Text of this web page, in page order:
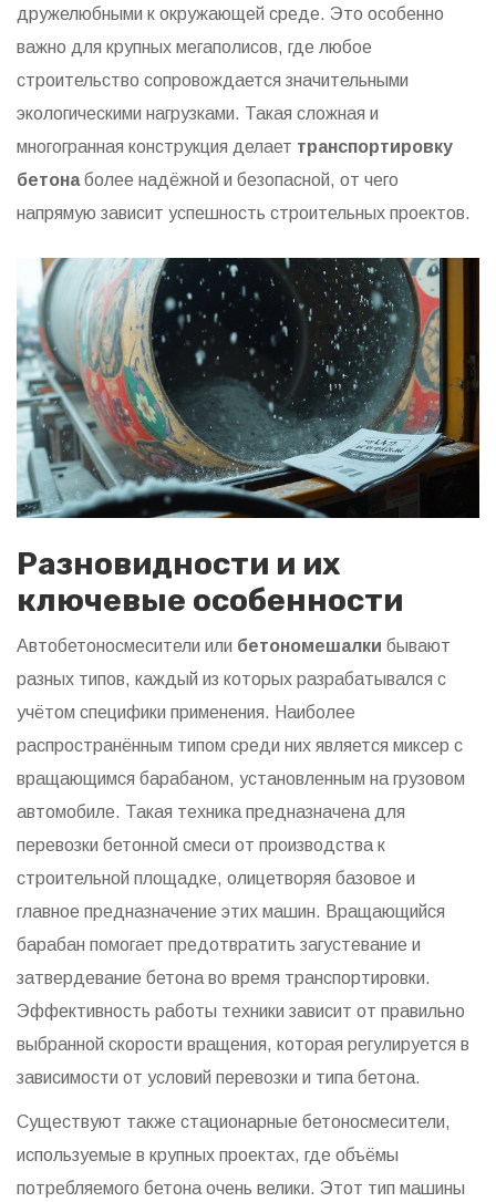
дружелюбными к окружающей среде. Это особенно
важно для крупных мегаполисов, где любое
строительство сопровождается значительными
экологическими нагрузками. Такая сложная и
многогранная конструкция делает транспортировку
бетонаболее надёжной и безопасной, от чего
напрямую зависит успешность строительных проектов.
Разновидности и их
ключевые особенности
Автобетоносмесители или бетономешалки бывают
разных типов, каждый из которых разрабатывался с
учётом специфики применения. Наиболее
распространённым типом среди них является миксер с
вращающимся барабаном, установленным на грузовом
автомобиле. Такая техника предназначена для
перевозки бетонной смеси от производства к
строительной площадке, олицетворяя базовое и
главное предназначение этих машин. Вращающийся
барабан помогает предотвратить загустевание и
затвердевание бетона во время транспортировки.
Эффективность работы техники зависит от правильно
выбранной скорости вращения, которая регулируется в
зависимости от условий перевозки и типа бетона.
Существуют также стационарные бетоносмесители,
используемые в крупных проектах, где объёмы
потребляемого бетона очень велики. Этот тип машины